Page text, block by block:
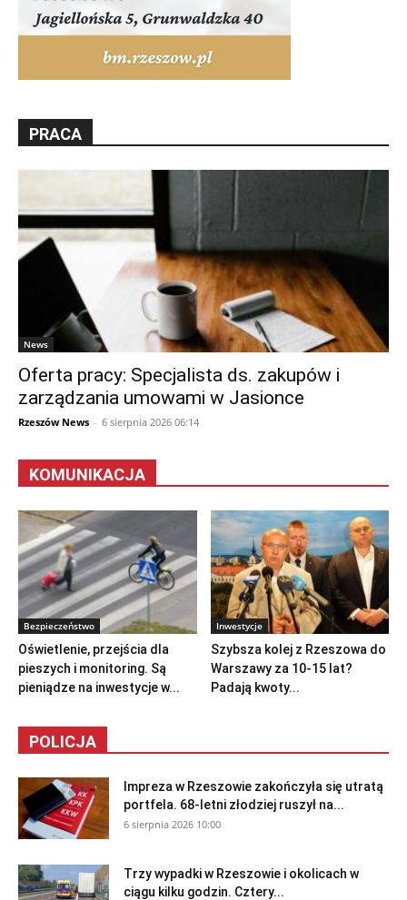
PRACA
News
Oferta pracy: Specjalista ds. zakupów i
zarządzania umowami w Jasionce
Rzeszów News - 6 sierpnia 2026 06:14
KOMUNIKACJA
Bezpieczeństwo
Oświetlenie, przejścia dla
pieszych i monitoring. Są
pieniądze na inwestycje w...
Inwestycje
Szybsza kolej z Rzeszowa do
Warszawy za 10-15 lat?
Padają kwoty...
POLICJA
Impreza w Rzeszowie zakończyła się utratą
portfela. 68-letni złodziej ruszył na...
6 sierpnia 2026 10:00
Trzy wypadki w Rzeszowie i okolicach w
ciągu kilku godzin. Cztery...